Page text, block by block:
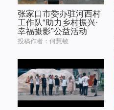
张家口市委办驻河西村
工作队“助力乡村振兴·
幸福摄影”公益活动
投稿作者：何慧敏